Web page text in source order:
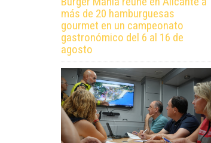
más de 20 hamburguesas
gourmet en un campeonato
gastronómico del 6 al 16 de
agosto